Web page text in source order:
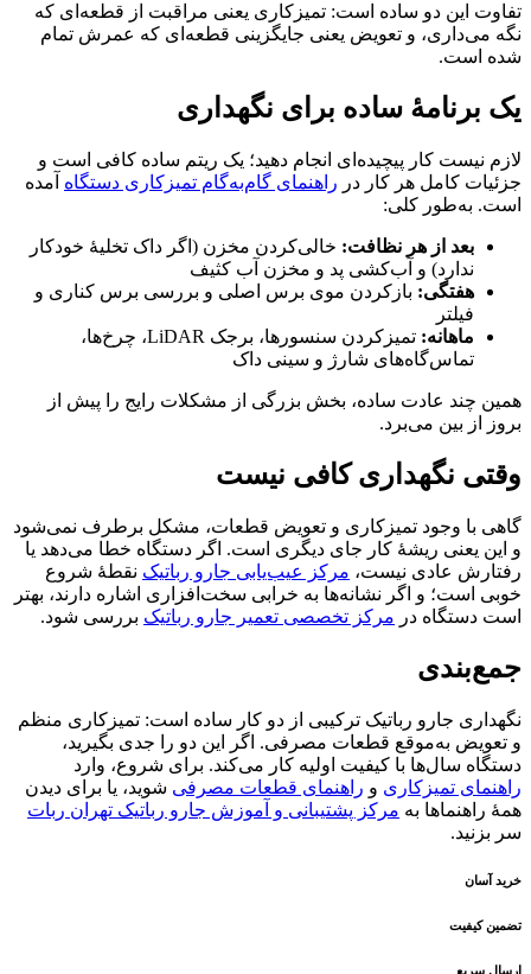
تفاوت این دو ساده است: تمیزکاری یعنی مراقبت از قطعه‌ای که
نگه می‌داری، و تعویض یعنی جایگزینی قطعه‌ای که عمرش تمام
شده است.
یک برنامهٔ ساده برای نگهداری
لازم نیست کار پیچیده‌ای انجام دهید؛ یک ریتم ساده کافی است و
جزئیات کامل هر کار در راهنمای گام‌به‌گام تمیزکاری دستگاه آمده
است. به‌طور کلی:
بعد از هر نظافت: خالی‌کردن مخزن (اگر داک تخلیهٔ خودکار
ندارد) و آب‌کشی پد و مخزن آب کثیف
هفتگی: بازکردن موی برس اصلی و بررسی برس کناری و
فیلتر
ماهانه:
تمیزکردن سنسورها، برجک LiDAR، چرخ‌ها،
تماس‌گاه‌های شارژ و سینی داک
همین چند عادت ساده، بخش بزرگی از مشکلات رایج را پیش از
بروز از بین می‌برد.
وقتی نگهداری کافی نیست
گاهی با وجود تمیزکاری و تعویض قطعات، مشکل برطرف نمی‌شود
و این یعنی ریشهٔ کار جای دیگری است. اگر دستگاه خطا می‌دهد یا
رفتارش عادی نیست، مرکز عیب‌یابی جارو رباتیک نقطهٔ شروع
خوبی است؛ و اگر نشانه‌ها به خرابی سخت‌افزاری اشاره دارند، بهتر
است دستگاه در مرکز تخصصی تعمیر جارو رباتیک بررسی شود.
جمع‌بندی
نگهداری جارو رباتیک ترکیبی از دو کار ساده است: تمیزکاری منظم
و تعویض به‌موقع قطعات مصرفی. اگر این دو را جدی بگیرید،
دستگاه سال‌ها با کیفیت اولیه کار می‌کند. برای شروع، وارد
راهنمای تمیزکاری و راهنمای قطعات مصرفی شوید، یا برای دیدن
همهٔ راهنماها به مرکز پشتیبانی و آموزش جارو رباتیک تهران ربات
سر بزنید.
خرید آسان
تضمین کیفیت
ارسال سریع